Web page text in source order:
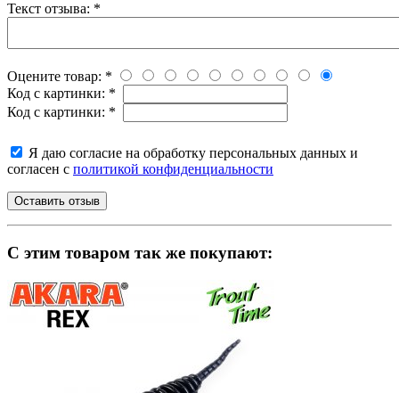
Текст отзыва: *
Оцените товар: *
Код с картинки: *
Код с картинки: *
Я даю согласие на обработку персональных данных и
согласен с политикой конфиденциальности
C этим товаром так же покупают: